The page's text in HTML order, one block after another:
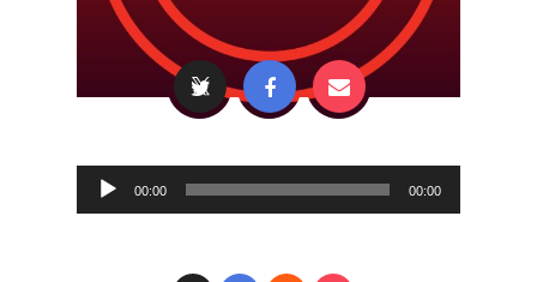
Audio
Player
00:00 00:00